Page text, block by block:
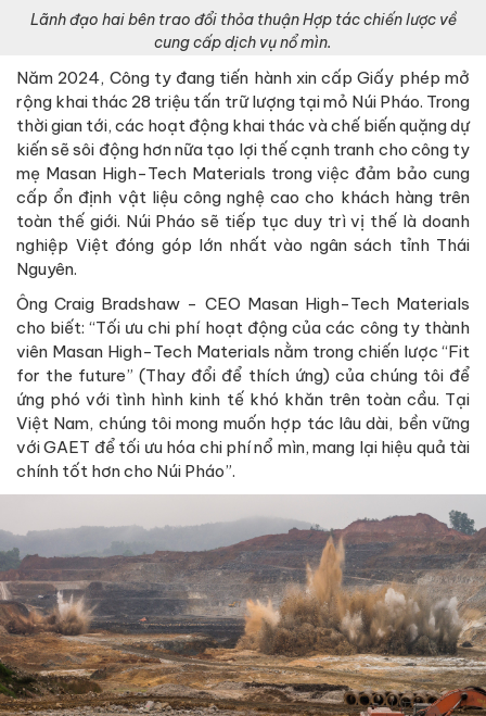
Lãnh đạo hai bên trao đổi thỏa thuận Hợp tác chiến lược về
cung cấp dịch vụ nổ mìn.
Năm 2024, Công ty đang tiến hành xin cấp Giấy phép mở
rộng khai thác 28 triệu tấn trữ lượng tại mỏ Núi Pháo. Trong
thời gian tới, các hoạt động khai thác và chế biến quặng dự
kiến sẽ sôi động hơn nữa tạo lợi thế cạnh tranh cho công ty
mẹ Masan High-Tech Materials trong việc đảm bảo cung
cấp ổn định vật liệu công nghệ cao cho khách hàng trên
toàn thế giới. Núi Pháo sẽ tiếp tục duy trì vị thế là doanh
nghiệp Việt đóng góp lớn nhất vào ngân sách tỉnh Thái
Nguyên.
Ông Craig Bradshaw - CEO Masan High-Tech Materials
cho biết: “Tối ưu chi phí hoạt động của các công ty thành
viên Masan High-Tech Materials nằm trong chiến lược “Fit
for the future” (Thay đổi để thích ứng) của chúng tôi để
ứng phó với tình hình kinh tế khó khăn trên toàn cầu. Tại
Việt Nam, chúng tôi mong muốn hợp tác lâu dài, bền vững
với GAET để tối ưu hóa chi phí nổ mìn, mang lại hiệu quả tài
chính tốt hơn cho Núi Pháo”.